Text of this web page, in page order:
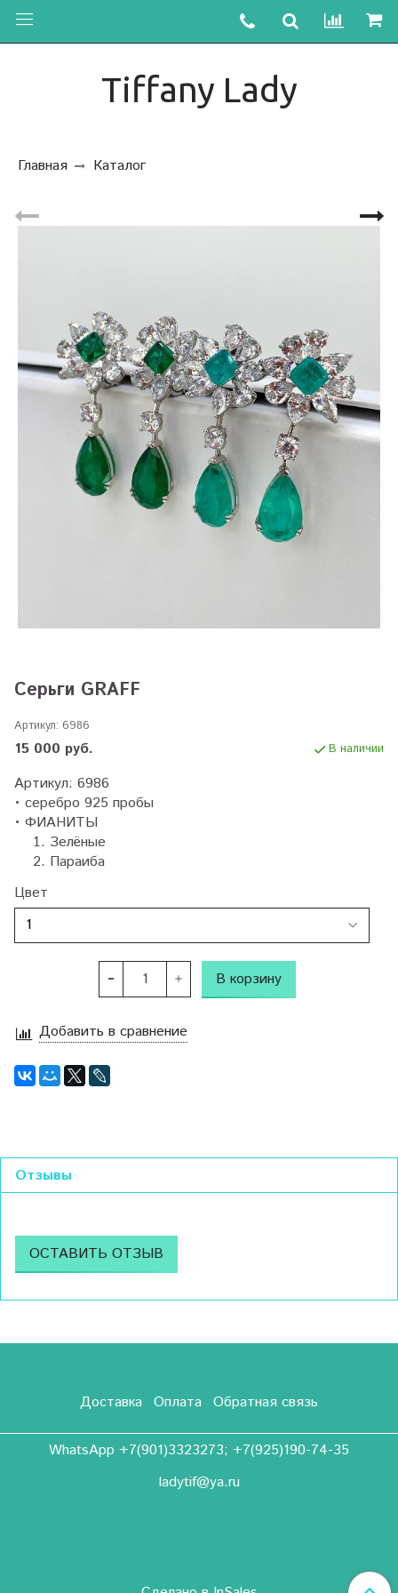
Tiffany Lady
Главная Каталог
Серьги GRAFF
Артикул: 6986
15 000 руб. В наличии
Артикул: 6986
• серебро 925 пробы
• ФИАНИТЫ
Зелёные
Параиба
Цвет
В корзину
Добавить в сравнение
Отзывы
ОСТАВИТЬ ОТЗЫВ
Доставка Оплата Обратная связь
WhatsApp +7(901)3323273; +7(925)190-74-35
ladytif@ya.ru